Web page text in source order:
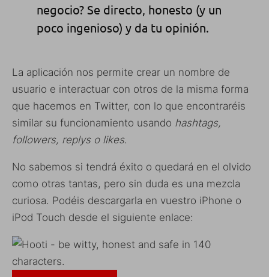
negocio? Se directo, honesto (y un
poco ingenioso) y da tu opinión.
La aplicación nos permite crear un nombre de
usuario e interactuar con otros de la misma forma
que hacemos en Twitter, con lo que encontraréis
similar su funcionamiento usando hashtags,
followers, replys o likes.
No sabemos si tendrá éxito o quedará en el olvido
como otras tantas, pero sin duda es una mezcla
curiosa. Podéis descargarla en vuestro iPhone o
iPod Touch desde el siguiente enlace: